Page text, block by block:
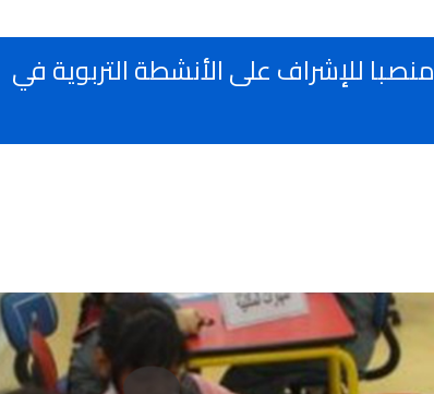
بشهادة البكالوريا مطلوب 80 منصبا للإشراف على الأنشطة التربوية في